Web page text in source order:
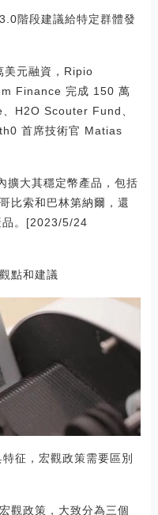
階段建議給特定群體發
元融資，Ripio
Finance 完成 150 萬
H2O Scouter Fund、
首席技術官 Matias
擴大其穩定幣產品，包括
比索和巴林第納爾，還
品。[2023/5/24
點和建議
征，宏觀政策需要區別
觀政策，大致分為三個